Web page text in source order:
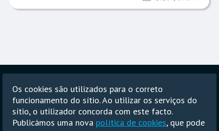
Principal Blogue
Política de privacidade
Termos de utilização
RGPD
Política anti-spam
Os cookies são utilizados para o correto
funcionamento do sítio. Ao utilizar os serviços do
sítio, o utilizador concorda com este facto.
Publicámos uma nova política de cookies, que pode